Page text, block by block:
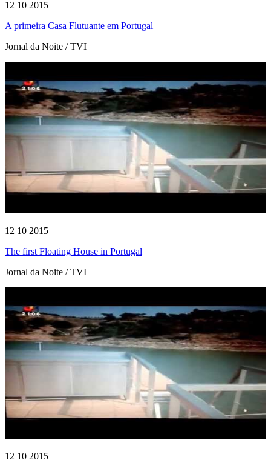
12 10 2015
A primeira Casa Flutuante em Portugal
Jornal da Noite / TVI
12 10 2015
The first Floating House in Portugal
Jornal da Noite / TVI
12 10 2015